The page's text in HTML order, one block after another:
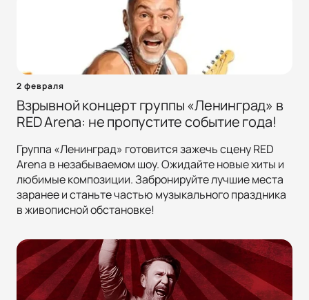
2 февраля
Взрывной концерт группы «Ленинград» в
RED Arena: не пропустите событие года!
Группа «Ленинград» готовится зажечь сцену RED
Arena в незабываемом шоу. Ожидайте новые хиты и
любимые композиции. Забронируйте лучшие места
заранее и станьте частью музыкального праздника
в живописной обстановке!